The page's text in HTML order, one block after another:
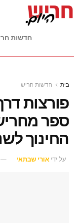
חדשות
בית חדשות חריש
פורצות
ספר
החינוך
על ידי אורי שבתאי